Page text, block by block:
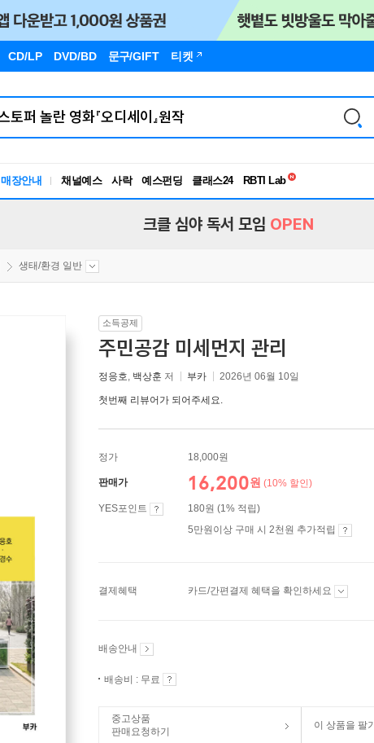
CD/LP DVD/BD 문구/GIFT 티켓
매장안내 채널예스 사락 예스펀딩 클래스24
독서유형검사
크클 심야 독서 모임 OPEN
생태/환경 일반
소득공제
주민공감 미세먼지 관리
정응호, 백상훈 저 부카 2026년 06월 10일
첫번째 리뷰어가 되어주세요.
정가 18,000원
판매가 16,200원 (10% 할인)
YES포인트
180원 (1% 적립)
5만원이상 구매 시 2천원 추가적립
결제혜택 카드/간편결제 혜택을 확인하세요
배송안내
배송비 : 무료
중고상품
판매요청하기
이 상품을 팔기